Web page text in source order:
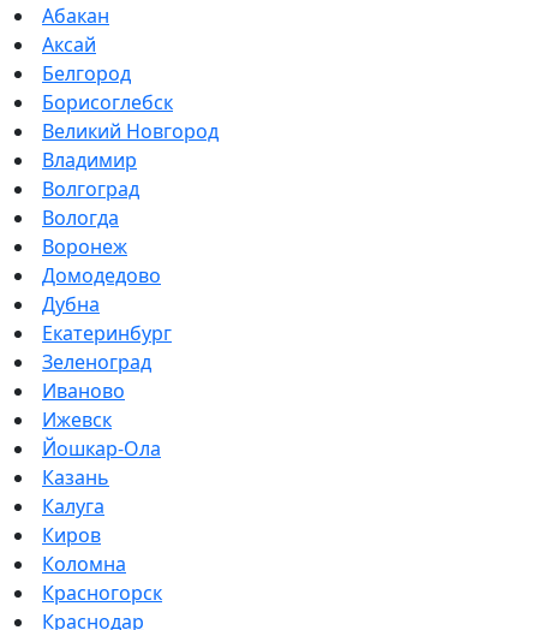
Абакан
Аксай
Белгород
Борисоглебск
Великий Новгород
Владимир
Волгоград
Вологда
Воронеж
Домодедово
Дубна
Екатеринбург
Зеленоград
Иваново
Ижевск
Йошкар-Ола
Казань
Калуга
Киров
Коломна
Красногорск
Краснодар